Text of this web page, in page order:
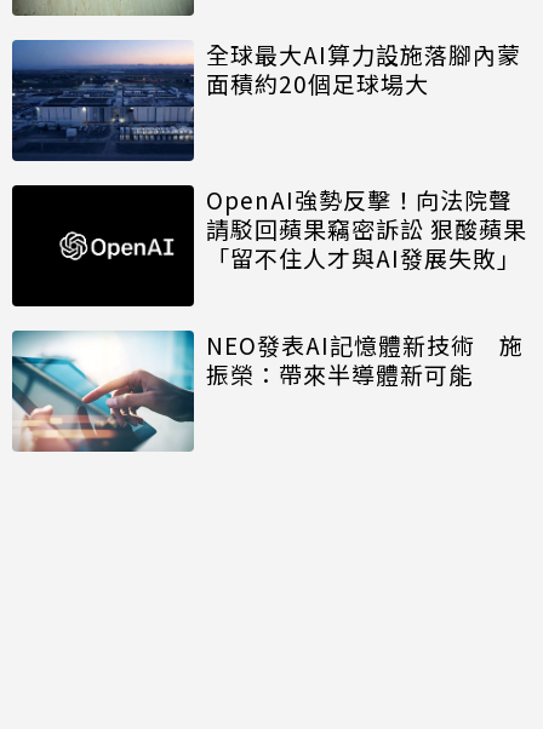
全球最大AI算力設施落腳內蒙
面積約20個足球場大
OpenAI強勢反擊！向法院聲
請駁回蘋果竊密訴訟 狠酸蘋果
「留不住人才與AI發展失敗」
NEO發表AI記憶體新技術 施
振榮：帶來半導體新可能